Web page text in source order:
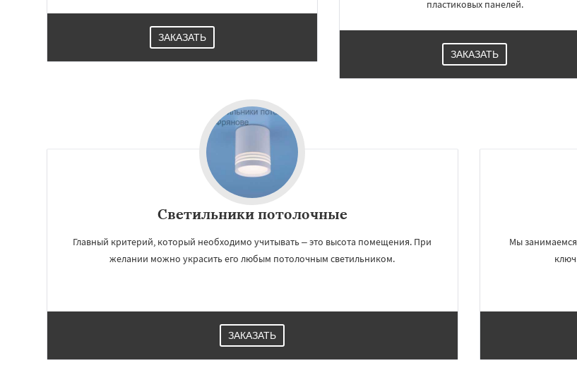
ЗАКАЗАТЬ
пластиковых панелей.
ЗАКАЗАТЬ
Светильники потолочные
Главный критерий, который необходимо учитывать – это высота помещения. При
желании можно украсить его любым потолочным светильником.
ЗАКАЗАТЬ
Мы